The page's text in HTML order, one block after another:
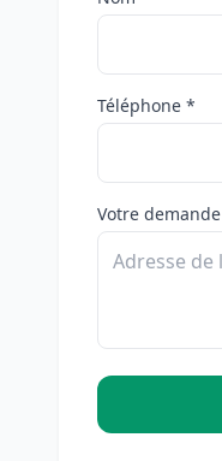
Téléphone *
Votre demande